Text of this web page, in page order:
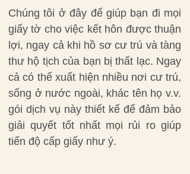
Chúng tôi ở đây để giúp bạn đi mọi
giấy tờ cho việc kết hôn được thuận
lợi, ngay cả khi hồ sơ cư trú và tàng
thư hộ tịch của bạn bị thất lạc. Ngay
cả có thể xuất hiện nhiều nơi cư trú,
sống ở nước ngoài, khác tên họ v.v.
gói dịch vụ này thiết kế để đảm bảo
giải quyết tốt nhất mọi rủi ro giúp
tiến độ cấp giấy như ý.